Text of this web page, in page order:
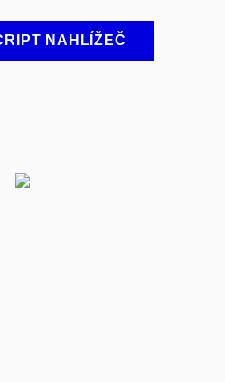
NAHLÍŽEČ